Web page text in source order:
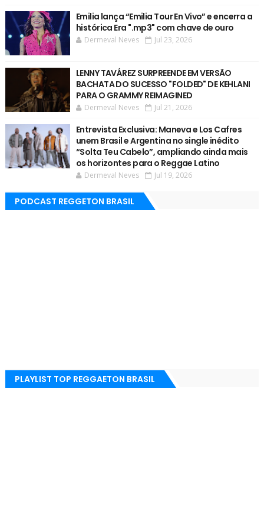
Emilia lança “Emilia Tour En Vivo” e encerra a
histórica Era ".mp3" com chave de ouro
Dermeval Neves Jul 23, 2026
LENNY TAVÁREZ SURPREENDE EM VERSÃO
BACHATA DO SUCESSO "FOLDED" DE KEHLANI
PARA O GRAMMY REIMAGINED
Dermeval Neves Jul 21, 2026
Entrevista Exclusiva: Maneva e Los Cafres
unem Brasil e Argentina no single inédito
“Solta Teu Cabelo”, ampliando ainda mais
os horizontes para o Reggae Latino
Dermeval Neves Jul 19, 2026
PODCAST REGGETON BRASIL
PLAYLIST TOP REGGAETON BRASIL